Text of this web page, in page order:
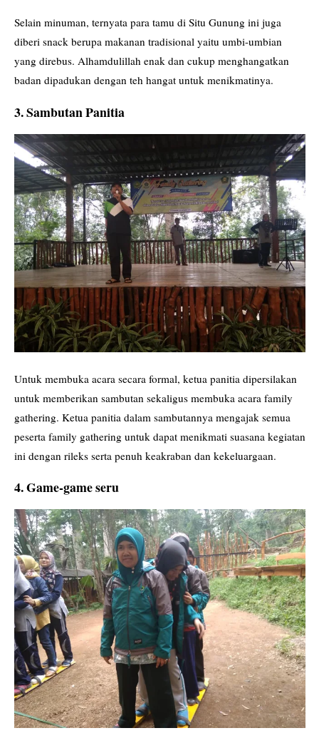
Selain minuman, ternyata para tamu di Situ Gunung ini juga
diberi snack berupa makanan tradisional yaitu umbi-umbian
yang direbus. Alhamdulillah enak dan cukup menghangatkan
badan dipadukan dengan teh hangat untuk menikmatinya.
3. Sambutan Panitia
Untuk membuka acara secara formal, ketua panitia dipersilakan
untuk memberikan sambutan sekaligus membuka acara family
gathering. Ketua panitia dalam sambutannya mengajak semua
peserta family gathering untuk dapat menikmati suasana kegiatan
ini dengan rileks serta penuh keakraban dan kekeluargaan.
4. Game-game seru